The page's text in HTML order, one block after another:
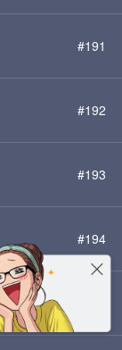
#192
#193
#194
#195